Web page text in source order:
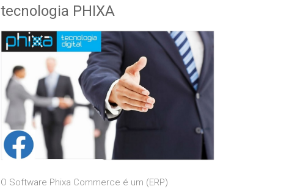
tecnologia PHIXA
O Software Phixa Commerce é um (ERP)